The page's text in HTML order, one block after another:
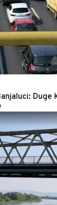
Duge